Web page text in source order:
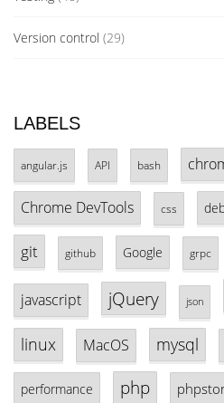
Version control (29)
LABELS
angular.js API bash
Chrome DevTools css
git github Google grpc
javascript jQuery json
linux MacOS mysql
performance php